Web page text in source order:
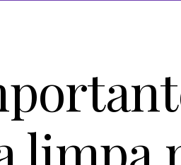
limpa